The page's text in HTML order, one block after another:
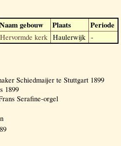
Naam gebouw Plaats Periode
Hervormde kerk Haulerwijk -
Schiedmaijer te Stuttgart 1899
1899
Serafine-orgel